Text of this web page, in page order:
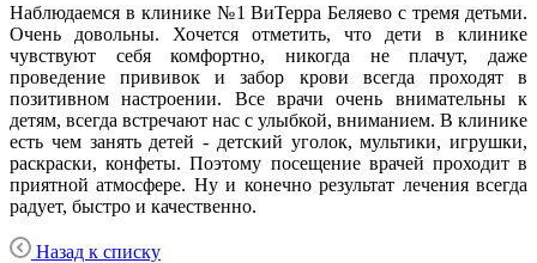
Наблюдаемся в клинике №1 ВиТерра Беляево с тремя детьми.
Очень довольны. Хочется отметить, что дети в клинике
чувствуют себя комфортно, никогда не плачут, даже
проведение прививок и забор крови всегда проходят в
позитивном настроении. Все врачи очень внимательны к
детям, всегда встречают нас с улыбкой, вниманием. В клинике
есть чем занять детей - детский уголок, мультики, игрушки,
раскраски, конфеты. Поэтому посещение врачей проходит в
приятной атмосфере. Ну и конечно результат лечения всегда
радует, быстро и качественно.
Назад к списку